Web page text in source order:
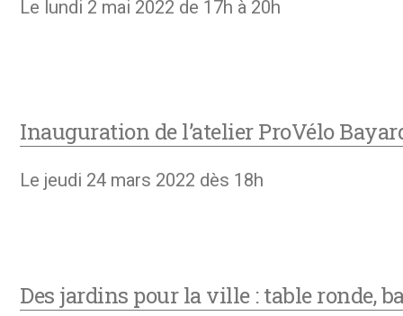
Le lundi 2 mai 2022 de 17h à 20h
Inauguration de l’atelier ProVélo
Le jeudi 24 mars 2022 dès 18h
Des jardins pour la ville : table ronde,